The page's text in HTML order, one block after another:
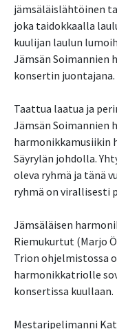
jämsäläislähtöinen
joka taidokkaalla
kuulijan laulun
Jämsän Soimannien
konsertin juontajana.
Taattua laatua ja
Jämsän Soimannien
harmonikkamusiikin
Säyrylän johdolla.
oleva ryhmä ja tänä
ryhmä on virallisesti
Jämsäläisen
Riemukurtut (Marjo
Trion ohjelmistossa
harmonikkatriolle
konsertissa kuullaan.
Mestaripelimanni